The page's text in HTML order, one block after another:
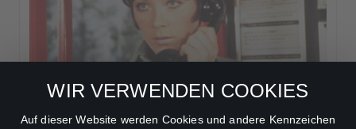
WIR VERWENDEN COOKIES
Auf dieser Website werden Cookies und andere Kennzeichen